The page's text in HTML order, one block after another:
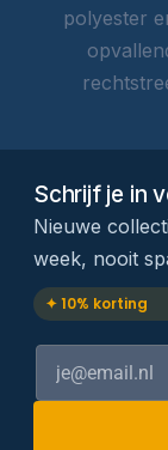
polyester
Schrijf je in
Nieuwe
week, nooit
✦ 10% korting